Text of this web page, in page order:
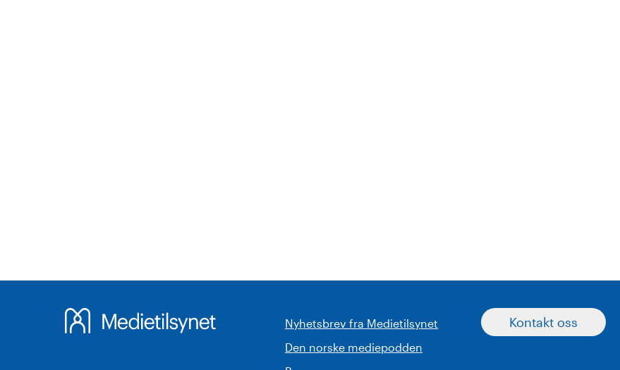
Nyhetsbrev fra Medietilsynet
Den norske mediepodden
Kontakt oss